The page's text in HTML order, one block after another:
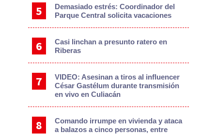
Demasiado estrés: Coordinador del
Parque Central solicita vacaciones
Casi linchan a presunto ratero en
Riberas
VIDEO: Asesinan a tiros al influencer
César Gastélum durante transmisión
en vivo en Culiacán
Comando irrumpe en vivienda y ataca
a balazos a cinco personas, entre